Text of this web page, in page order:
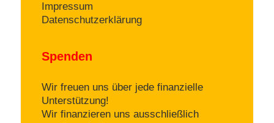
Impressum
Datenschutzerklärung
Spenden
Wir freuen uns über jede finanzielle
Unterstützung!
Wir finanzieren uns ausschließlich